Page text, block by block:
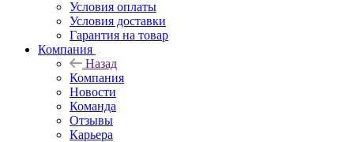
Условия оплаты
Условия доставки
Гарантия на товар
Компания
Назад
Компания
Новости
Команда
Отзывы
Карьера